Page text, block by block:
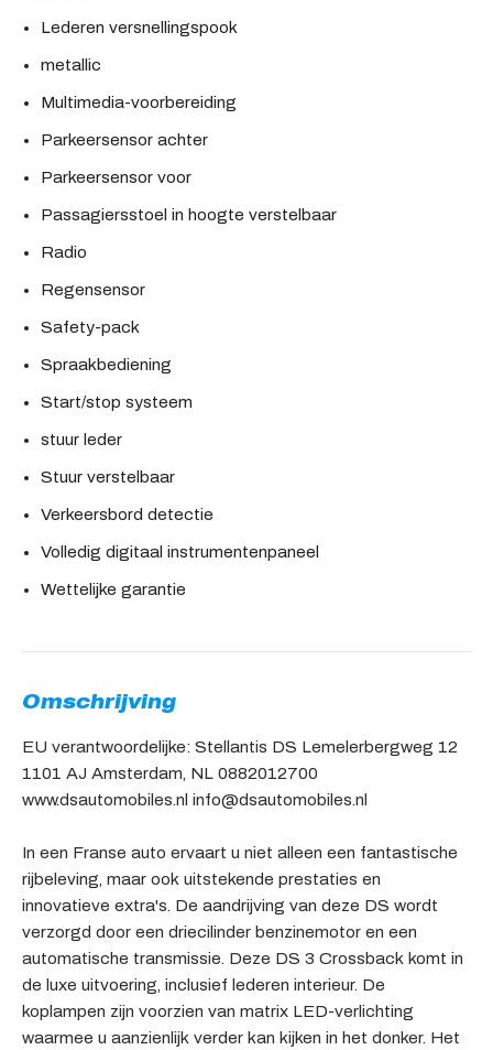
Lederen versnellingspook
metallic
Multimedia-voorbereiding
Parkeersensor achter
Parkeersensor voor
Passagiersstoel in hoogte verstelbaar
Radio
Regensensor
Safety-pack
Spraakbediening
Start/stop systeem
stuur leder
Stuur verstelbaar
Verkeersbord detectie
Volledig digitaal instrumentenpaneel
Wettelijke garantie
Omschrijving
EU verantwoordelijke: Stellantis DS Lemelerbergweg 12
1101 AJ Amsterdam, NL 0882012700
www.dsautomobiles.nl info@dsautomobiles.nl
In een Franse auto ervaart u niet alleen een fantastische
rijbeleving, maar ook uitstekende prestaties en
innovatieve extra's. De aandrijving van deze DS wordt
verzorgd door een driecilinder benzinemotor en een
automatische transmissie. Deze DS 3 Crossback komt in
de luxe uitvoering, inclusief lederen interieur. De
koplampen zijn voorzien van matrix LED-verlichting
waarmee u aanzienlijk verder kan kijken in het donker. Het